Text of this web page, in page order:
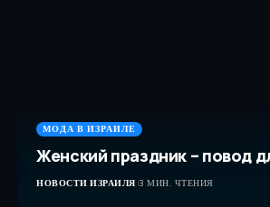
МОДА В ИЗРАИЛЕ
Женский праздник – повод
НОВОСТИ ИЗРАИЛЯ 3 МИН. ЧТЕНИЯ